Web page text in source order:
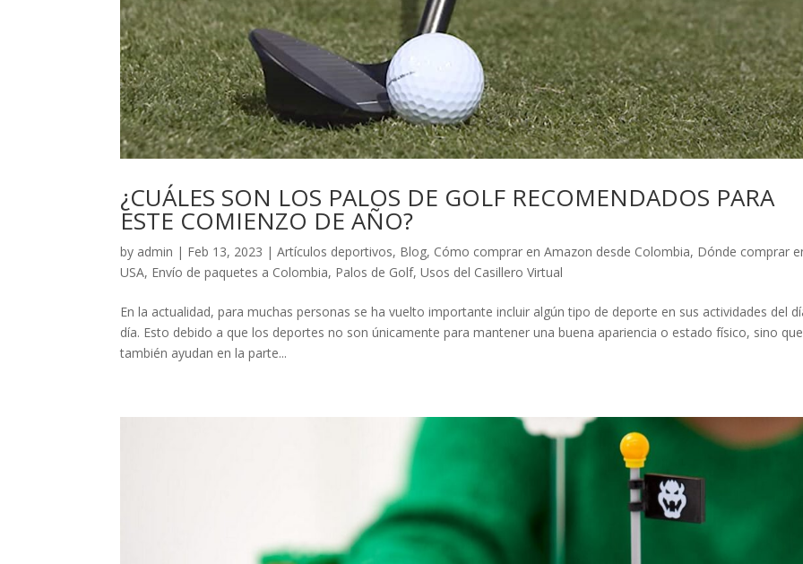
¿CUÁLES SON LOS PALOS DE GOLF RECOMENDADOS PARA
ESTE COMIENZO DE AÑO?
by admin | Feb 13, 2023 |Artículos deportivos, Blog, Cómo comprar en Amazon desde Colombia, Dónde comprar
USA, Envío de paquetes a Colombia, Palos de Golf,Usos del Casillero Virtual
En la actualidad, para muchas personas se ha vuelto importante incluir algún tipo de deporte en sus actividades del
día. Esto debido a que los deportes no son únicamente para mantener una buena apariencia o estado físico, sino que
también ayudan en la parte...